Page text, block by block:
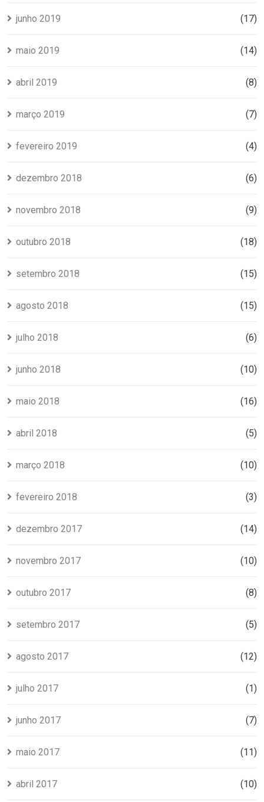
junho 2019 (17)
maio 2019 (14)
abril 2019 (8)
março 2019 (7)
fevereiro 2019 (4)
dezembro 2018 (6)
novembro 2018 (9)
outubro 2018 (18)
setembro 2018 (15)
agosto 2018 (15)
julho 2018 (6)
junho 2018 (10)
maio 2018 (16)
abril 2018 (5)
março 2018 (10)
fevereiro 2018 (3)
dezembro 2017 (14)
novembro 2017 (10)
outubro 2017 (8)
setembro 2017 (5)
agosto 2017 (12)
julho 2017 (1)
junho 2017 (7)
maio 2017 (11)
abril 2017 (10)